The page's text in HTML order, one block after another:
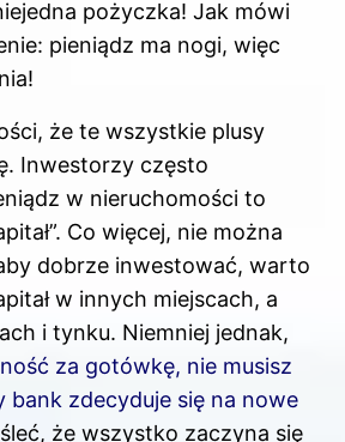
pożyczka! Jak mówi
pieniądz ma nogi, więc
że te wszystkie plusy
Inwestorzy często
w nieruchomości to
Co więcej, nie można
dobrze inwestować, warto
w innych miejscach, a
i tynku. Niemniej jednak,
za gotówkę, nie musisz
bank zdecyduje się na nowe
że wszystko zaczyna się